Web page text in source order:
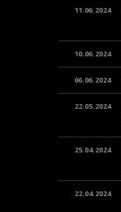
11.06.2024
10.06.2024
06.06.2024
22.05.2024
25.04.2024
22.04.2024